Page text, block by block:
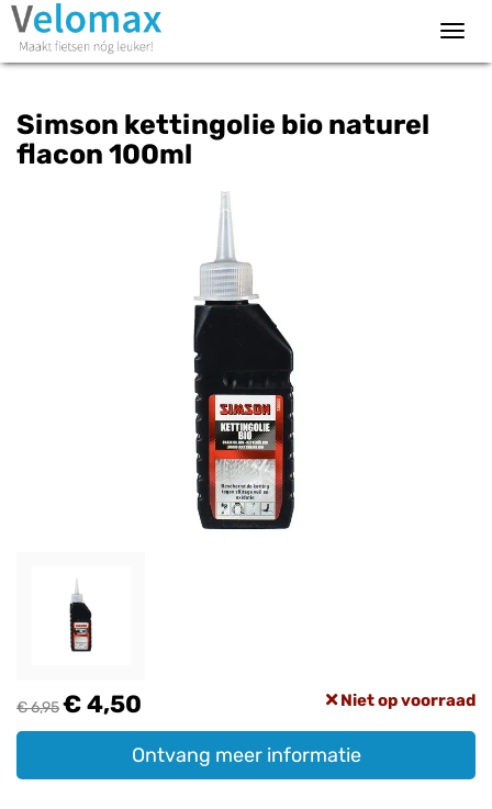
Simson kettingolie bio naturel
flacon 100ml
€ 6,95€ 4,50 Niet op voorraad
Ontvang meer informatie